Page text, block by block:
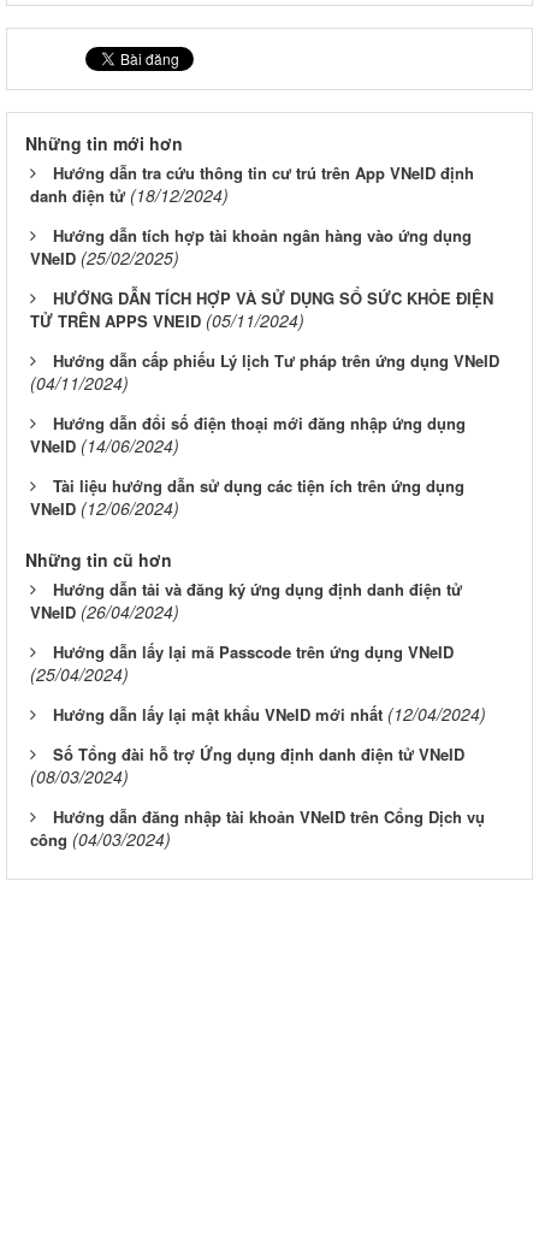
Những tin mới hơn
Hướng dẫn tra cứu thông tin cư trú trên App VNeID định
danh điện tử (18/12/2024)
Hướng dẫn tích hợp tài khoản ngân hàng vào ứng dụng
VNeID (25/02/2025)
HƯỚNG DẪN TÍCH HỢP VÀ SỬ DỤNG SỔ SỨC KHỎE ĐIỆN
TỬ TRÊN APPS VNEID (05/11/2024)
Hướng dẫn cấp phiếu Lý lịch Tư pháp trên ứng dụng VNeID
(04/11/2024)
Hướng dẫn đổi số điện thoại mới đăng nhập ứng dụng
VNeID (14/06/2024)
Tài liệu hướng dẫn sử dụng các tiện ích trên ứng dụng
VNeID (12/06/2024)
Những tin cũ hơn
Hướng dẫn tải và đăng ký ứng dụng định danh điện tử
VNeID (26/04/2024)
Hướng dẫn lấy lại mã Passcode trên ứng dụng VNeID
(25/04/2024)
Hướng dẫn lấy lại mật khẩu VNeID mới nhất (12/04/2024)
Số Tổng đài hỗ trợ Ứng dụng định danh điện tử VNeID
(08/03/2024)
Hướng dẫn đăng nhập tài khoản VNeID trên Cổng Dịch vụ
công (04/03/2024)